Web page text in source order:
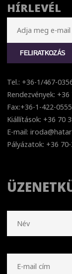
HÍRLEVÉL
Tel.: +36-1/467-
Rendezvények:
Fax:+36-1-422-0555
Kiállítások: +36 70
E-mail:
Pályázatok: +36